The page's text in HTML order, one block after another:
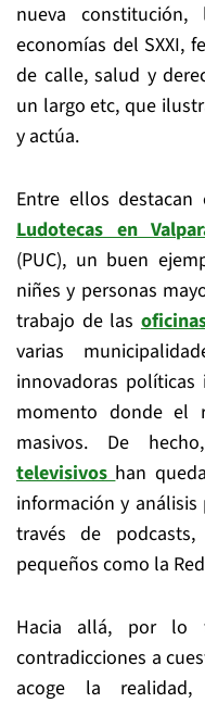
nueva
economías del SXXI,
de calle, salud y
un largo etc, que
y actúa.
Entre ellos
Ludotecas en
(PUC), un buen
niñes y personas
trabajo de las
varias
innovadoras
momento donde el
masivos. De
televisivoshan
información y
través de
pequeños como la
Hacia allá, por lo
contradicciones a
acoge la realidad,